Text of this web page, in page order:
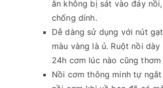
ăn không bị sát vào đáy
chống dính.
Dễ dàng sử dụng với nút
màu vàng là ủ. Ruột nồi
24h cơm lúc nào cũng
Nồi cơm thông minh tự